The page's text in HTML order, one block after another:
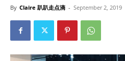
By Claire 趴趴走点滴 - September 2, 2019